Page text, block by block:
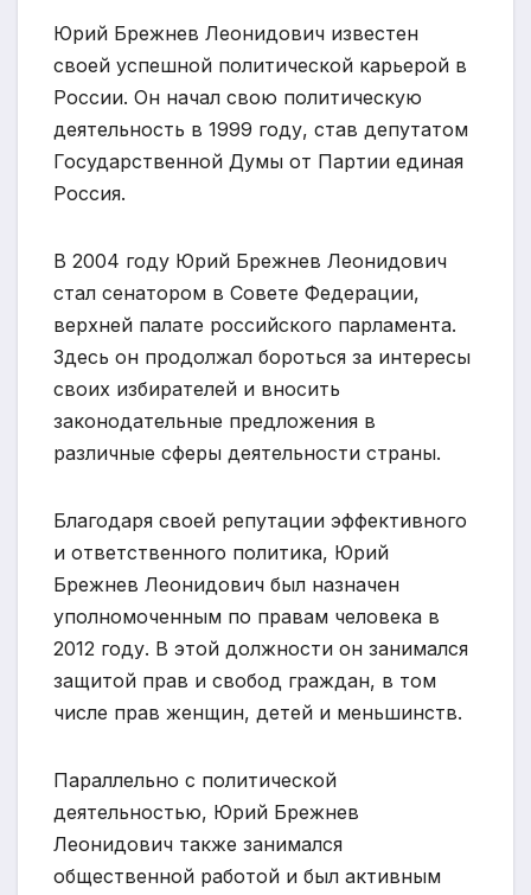
Юрий Брежнев Леонидович известен
своей успешной политической карьерой в
России. Он начал свою политическую
деятельность в 1999 году, став депутатом
Государственной Думы от Партии единая
Россия.
В 2004 году Юрий Брежнев Леонидович
стал сенатором в Совете Федерации,
верхней палате российского парламента.
Здесь он продолжал бороться за интересы
своих избирателей и вносить
законодательные предложения в
различные сферы деятельности страны.
Благодаря своей репутации эффективного
и ответственного политика, Юрий
Брежнев Леонидович был назначен
уполномоченным по правам человека в
2012 году. В этой должности он занимался
защитой прав и свобод граждан, в том
числе прав женщин, детей и меньшинств.
Параллельно с политической
деятельностью, Юрий Брежнев
Леонидович также занимался
общественной работой и был активным